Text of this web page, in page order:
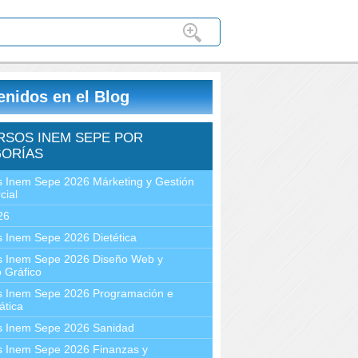
en el Blog
INEM SEPE POR
Inem Sepe 2026 Márketing y Gestión
Inem Sepe 2026 Dietética
Inem Sepe 2026 Diseño Web y
Gráfico
Inem Sepe 2026 Programación e
Inem Sepe 2026 Sanidad
Inem Sepe 2026 Finanzas y